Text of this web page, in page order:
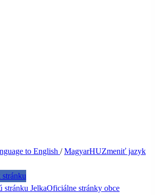
to English /MagyarHUZmeniť jazyk
JelkaOficiálne stránky obce